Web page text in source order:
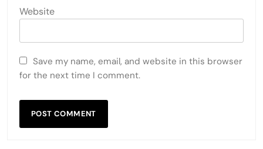
Website
Save my name, email, and website in this browser
for the next time I comment.